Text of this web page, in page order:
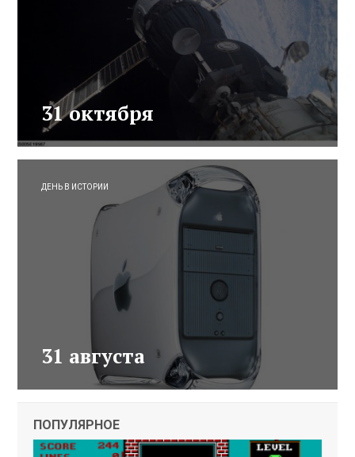
31 октября
ДЕНЬ В ИСТОРИИ
31 августа
ПОПУЛЯРНОЕ